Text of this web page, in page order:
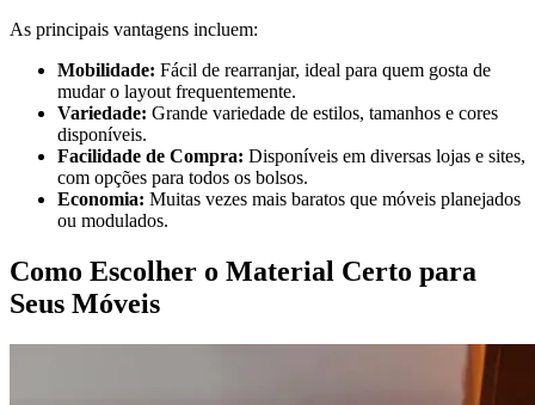
As principais vantagens incluem:
Mobilidade: Fácil de rearranjar, ideal para quem gosta de
mudar o layout frequentemente.
Variedade: Grande variedade de estilos, tamanhos e cores
disponíveis.
Facilidade de Compra: Disponíveis em diversas lojas e sites,
com opções para todos os bolsos.
Economia: Muitas vezes mais baratos que móveis planejados
ou modulados.
Como Escolher o Material Certo para
Seus Móveis